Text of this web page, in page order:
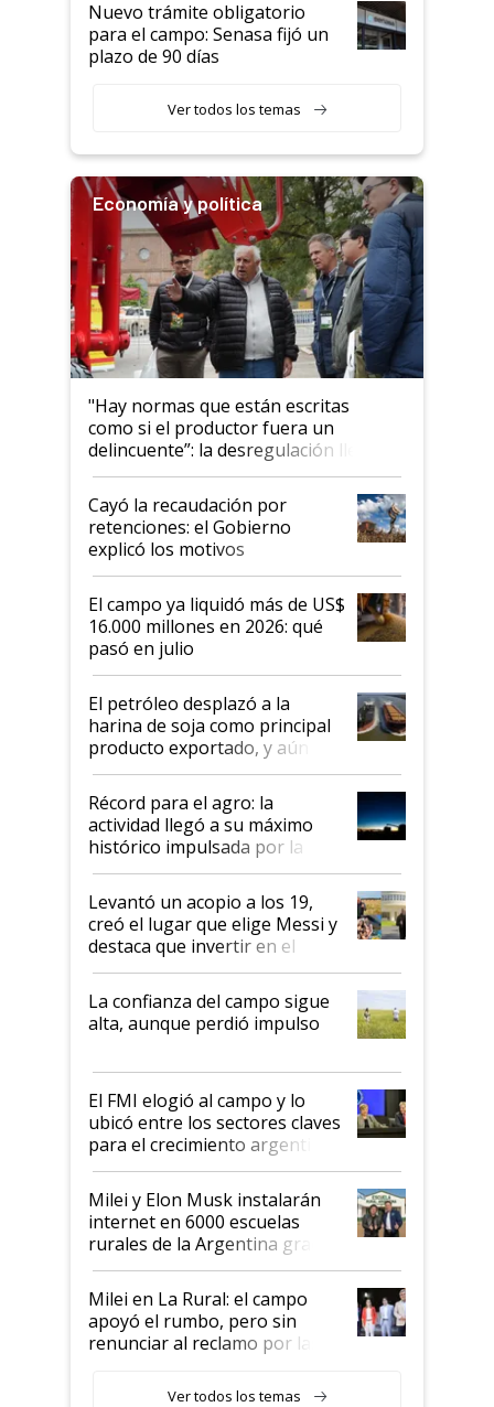
Nuevo trámite obligatorio
para el campo: Senasa fijó un
plazo de 90 días
Ver todos los temas
Economía y política
"Hay normas que están escritas
como si el productor fuera un
delincuente”: la desregulación llegó
al Congreso Aapresid y hasta se
habló del financiamiento al IPCVA
Cayó la recaudación por
retenciones: el Gobierno
explicó los motivos
El campo ya liquidó más de US$
16.000 millones en 2026: qué
pasó en julio
El petróleo desplazó a la
harina de soja como principal
producto exportado, y aún así
el agro aportó casi seis de cada
diez dólares y sostuvo el
liderazgo en un semestre
récord
Récord para el agro: la
actividad llegó a su máximo
histórico impulsada por la
cosecha y las exportaciones
Levantó un acopio a los 19,
creó el lugar que elige Messi y
destaca que invertir en el
kirchnerismo era como "darle
plata a un hijo para droga":
Juan Félix Rossetti, el libertario
que de una dura crisis salió
de Milei
La confianza del campo sigue
alta, aunque perdió impulso
El FMI elogió al campo y lo
ubicó entre los sectores claves
para el crecimiento argentino
Milei y Elon Musk instalarán
internet en 6000 escuelas
rurales de la Argentina gracias
a un acuerdo con Starlink
Milei en La Rural: el campo
apoyó el rumbo, pero sin
renunciar al reclamo por las
Ver todos los temas